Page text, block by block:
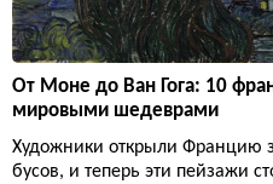
От Моне до Ван Гога: 10
мировыми шедеврами
Художники открыли Францию
бусов, и теперь эти пейзажи